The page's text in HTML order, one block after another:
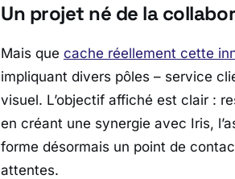
Un projet né de la
Mais que cache réellement cette
impliquant divers pôles – service
visuel. L’objectif affiché est clair :
en créant une synergie avec Iris,
forme désormais un point de
attentes.